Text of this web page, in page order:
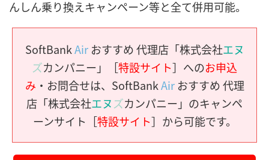
んしん乗り換えキャンペーン等と全て併用可能。
SoftBankAirおすすめ 代理店「株式会社エヌ
ズカンパニー」［特設サイト］へのお申込
み ・お問合せは、SoftBankAirおすすめ 代理
店「株式会社エヌ ズカンパニー」のキャンペ
ーンサイト［特設サイト］から可能です。